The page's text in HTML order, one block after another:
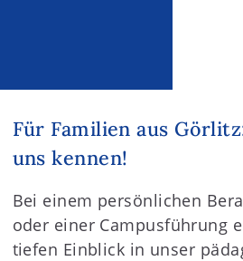
Für Familien aus
uns kennen!
Bei einem persönlichen
oder einer Campusführung
tiefen Einblick in unser